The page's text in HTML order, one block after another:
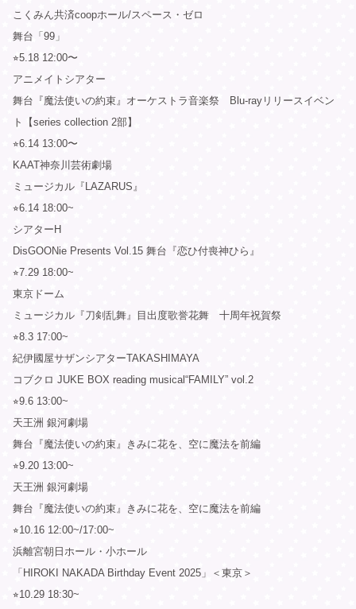
こくみん共済coopホール/スペース・ゼロ
舞台「99」
⭐︎5.18 12:00〜
アニメイトシアター
舞台『魔法使いの約束』オーケストラ音楽祭 Blu-rayリリースイベン
ト【series collection 2部】
⭐︎6.14 13:00〜
KAAT神奈川芸術劇場
ミュージカル『LAZARUS』
⭐︎6.14 18:00~
シアターH
DisGOONie Presents Vol.15 舞台『恋ひ付喪神ひら』
⭐︎7.29 18:00~
東京ドーム
ミュージカル『刀剣乱舞』目出度歌誉花舞 十周年祝賀祭
⭐︎8.3 17:00~
紀伊國屋サザンシアターTAKASHIMAYA
コブクロ JUKE BOX reading musical“FAMILY” vol.2
⭐︎9.6 13:00~
天王洲 銀河劇場
舞台『魔法使いの約束』きみに花を、空に魔法を前編
⭐︎9.20 13:00~
天王洲 銀河劇場
舞台『魔法使いの約束』きみに花を、空に魔法を前編
⭐︎10.16 12:00~/17:00~
浜離宮朝日ホール・小ホール
「HIROKI NAKADA Birthday Event 2025」＜東京＞
⭐︎10.29 18:30~